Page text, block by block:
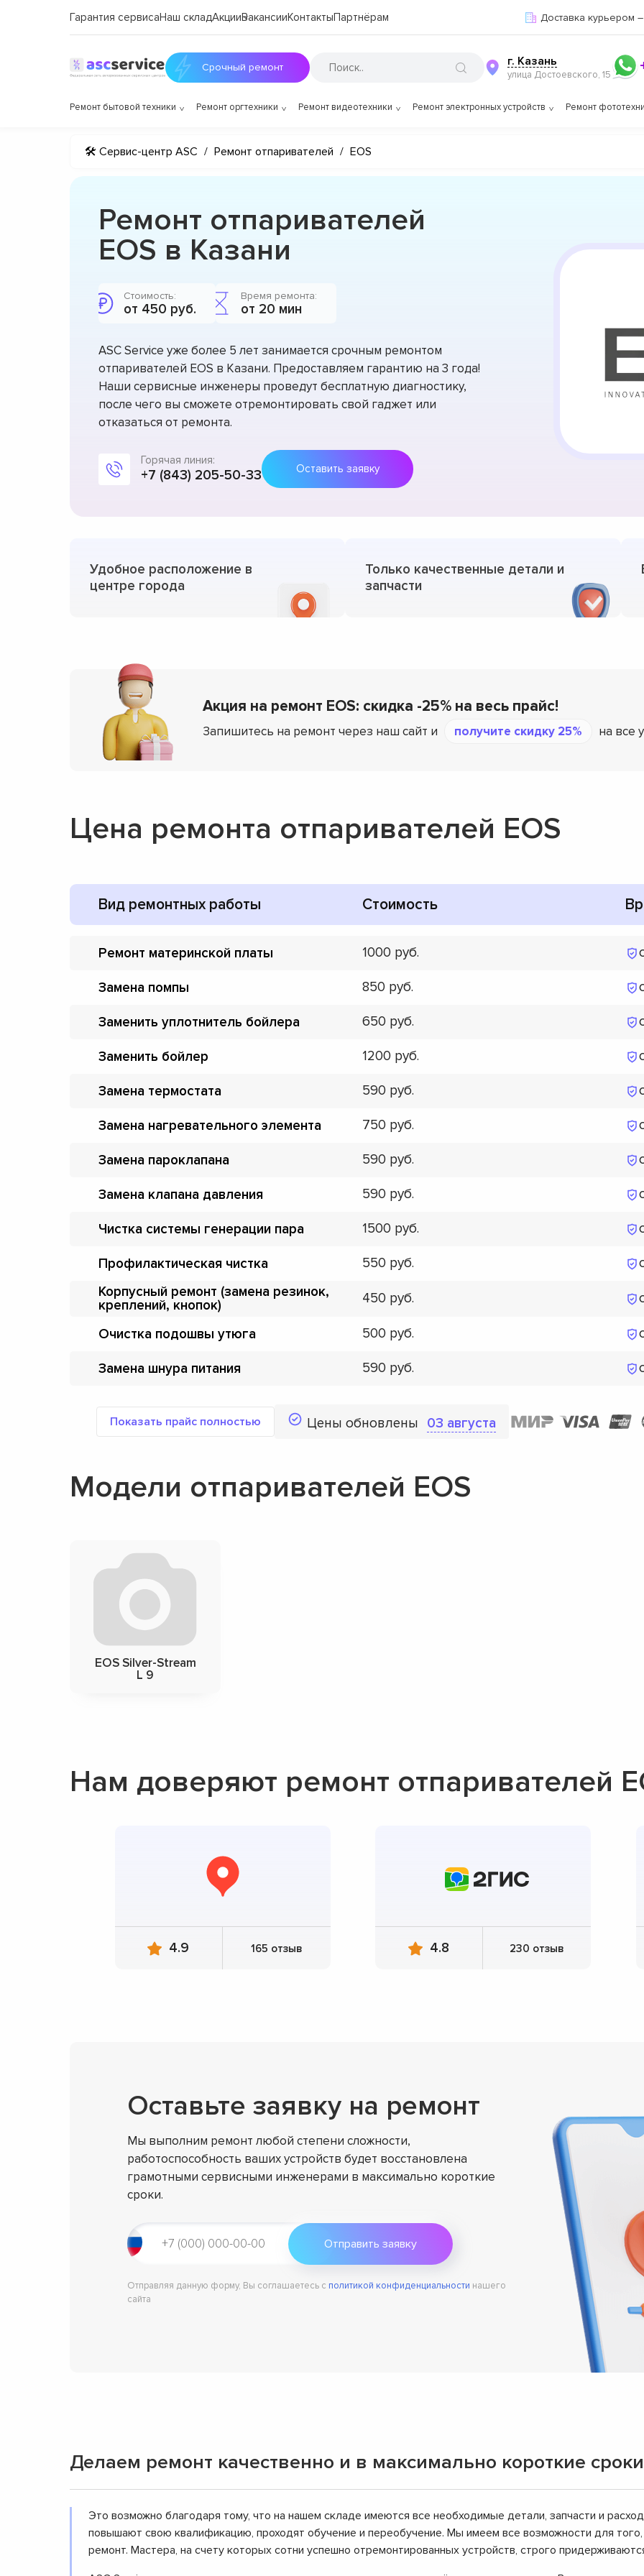
Гарантия сервисаНаш складАкцииВакансииКонтактыПартнёрам Доставка курьером
Срочный ремонт г. Казань
улица Достоевского, 15
Ремонт бытовой техники Ремонт оргтехники Ремонт видеотехники Ремонт электронных устройств Ремонт
🛠 Сервис-центр ASC / Ремонт отпаривателей / EOS
Ремонт отпаривателей
EOS в Казани
Стоимость:
от 450 руб.
Время ремонта:
от 20 мин
ASC Service уже более 5 лет занимается срочным ремонтом
отпаривателей EOS в Казани. Предоставляем гарантию на 3 года!
Наши сервисные инженеры проведут бесплатную диагностику,
после чего вы сможете отремонтировать свой гаджет или
отказаться от ремонта.
Горячая линия:
+7 (843) 205-50-33 Оставить заявку
Удобное расположение в
центре города
Только качественные детали и
запчасти
Акция на ремонт EOS: скидка -25% на весь прайс!
Запишитесь на ремонт через наш сайт и получите скидку 25% на все
Цена ремонта отпаривателей EOS
Вид ремонтных работы Стоимость
Ремонт материнской платы 1000
Замена помпы 850
Заменить уплотнитель бойлера 650
Заменить бойлер 1200
Замена термостата 590
Замена нагревательного элемента 750
Замена пароклапана 590
Замена клапана давления 590
Чистка системы генерации пара 1500
Профилактическая чистка 550
Корпусный ремонт (замена резинок,
креплений, кнопок)
450
Очистка подошвы утюга 500
Замена шнура питания 590
Показать прайс полностью Цены обновлены 03 августа
Модели отпаривателей EOS
EOS Silver-Stream
L 9
Нам доверяют ремонт отпаривателей
4.9 165 отзыв 4.8 230 отзыв
Оставьте заявку на ремонт
Мы выполним ремонт любой степени сложности,
работоспособность ваших устройств будет восстановлена
грамотными сервисными инженерами в максимально короткие
сроки.
Отправляя данную форму, Вы соглашаетесь с политикой конфиденциальности нашего
сайта
Делаем ремонт качественно и в максимально короткие сроки
Это возможно благодаря тому, что на нашем складе имеются все необходимые детали, запчасти и
повышают свою квалификацию, проходят обучение и переобучение. Мы имеем все возможности для
ремонт. Мастера, на счету которых сотни успешно отремонтированных устройств, строго